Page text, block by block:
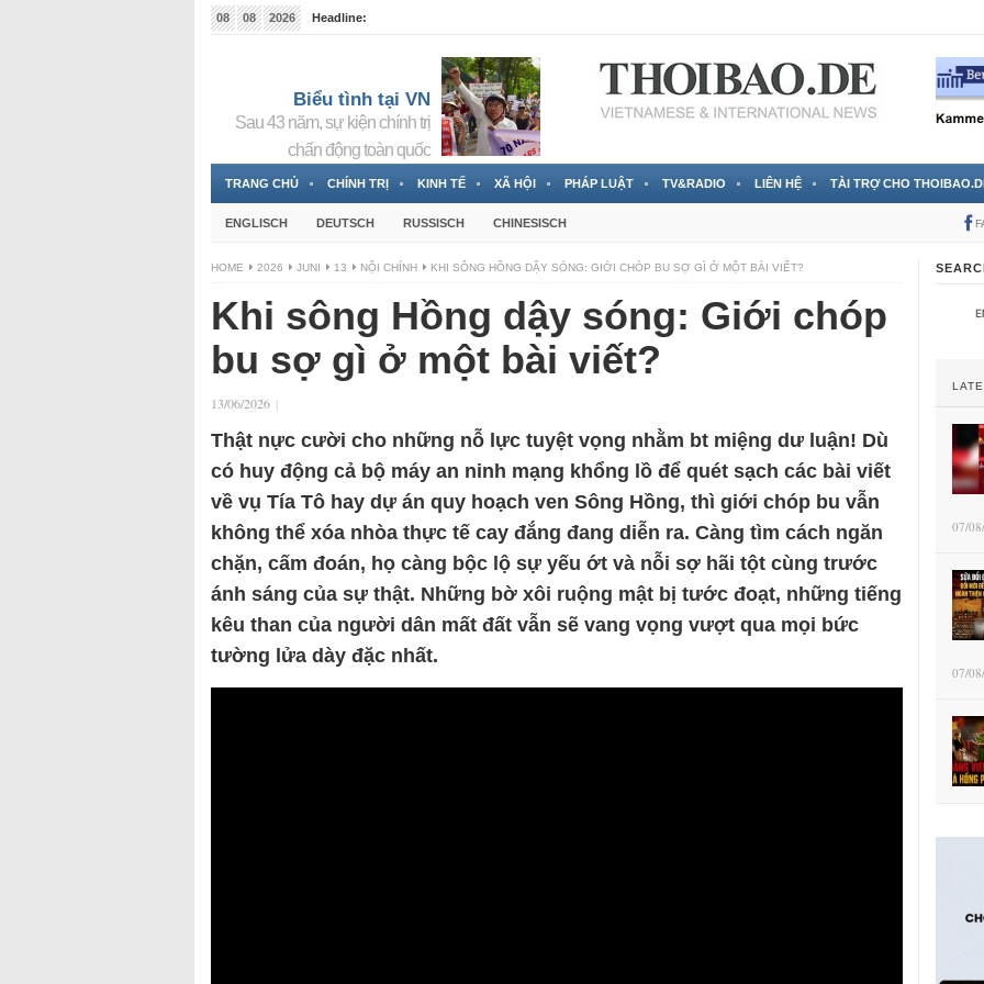
08 08 2026
Headline:
Biểu tình tại VN
Sau 43 năm, sự kiện chính trị
chấn động toàn quốc
TRANG CHỦ CHÍNH TRỊ KINH TẾ XÃ HỘI PHÁP LUẬT TV&RADIO LIÊN HỆ TÀI TRỢ CHO
ENGLISCH DEUTSCH RUSSISCH CHINESISCH
HOME 2026 JUNI 13 NỘI CHÍNH KHI SÔNG HỒNG DẬY SÓNG: GIỚI CHÓP BU SỢ GÌ Ở MỘT BÀI VIẾT?
Khi sông Hồng dậy sóng: Giới chóp
bu sợ gì ở một bài viết?
13/06/2026 |
Thật nực cười cho những nỗ lực tuyệt vọng nhằm bt miệng dư luận! Dù
có huy động cả bộ máy an ninh mạng khổng lồ để quét sạch các bài viết
về vụ Tía Tô hay dự án quy hoạch ven Sông Hồng, thì giới chóp bu vẫn
không thể xóa nhòa thực tế cay đắng đang diễn ra. Càng tìm cách ngăn
chặn, cấm đoán, họ càng bộc lộ sự yếu ớt và nỗi sợ hãi tột cùng trước
ánh sáng của sự thật. Những bờ xôi ruộng mật bị tước đoạt, những tiếng
kêu than của người dân mất đất vẫn sẽ vang vọng vượt qua mọi bức
tường lửa dày đặc nhất.
07/
07/